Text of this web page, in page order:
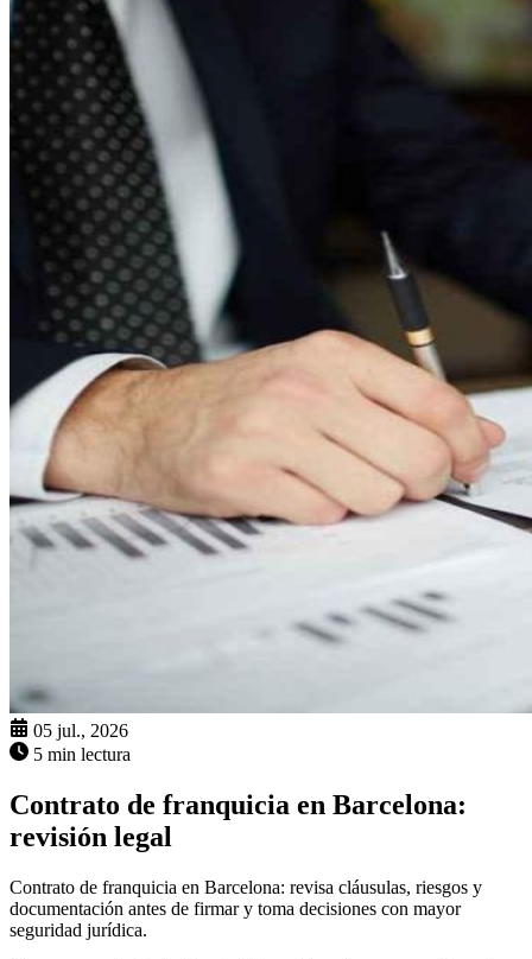
05 jul., 2026
5 min lectura
Contrato de franquicia en Barcelona:
revisión legal
Contrato de franquicia en Barcelona: revisa cláusulas, riesgos y
documentación antes de firmar y toma decisiones con mayor
seguridad jurídica.